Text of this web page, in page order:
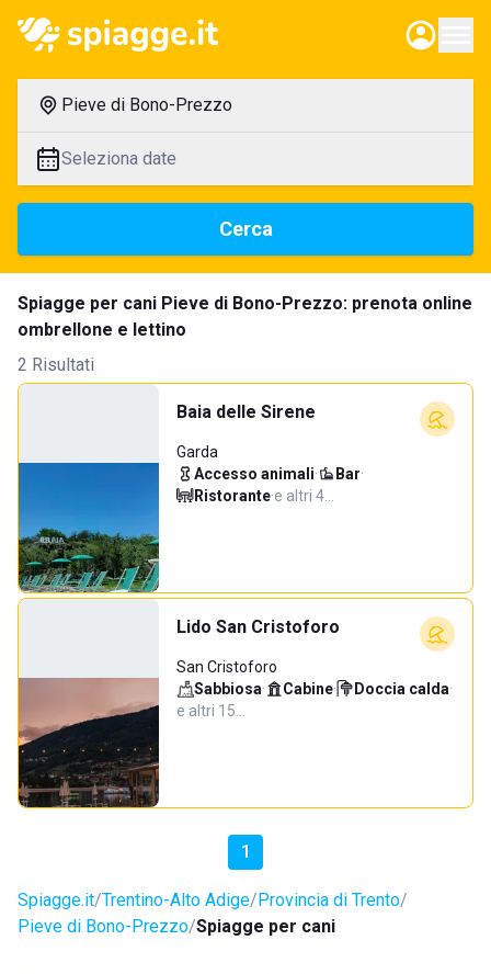
Pieve di Bono-Prezzo
Seleziona date
Cerca
Spiagge per cani Pieve di Bono-Prezzo: prenota online
ombrellone e lettino
2 Risultati
Baia delle Sirene
Garda
Accesso animali· Bar·
Ristorante·e altri 4…
Lido San Cristoforo
San Cristoforo
Sabbiosa· Cabine· Doccia calda·
e altri 15…
1
Spiagge.it Trentino-Alto Adige Provincia di Trento
Pieve di Bono-Prezzo Spiagge per cani